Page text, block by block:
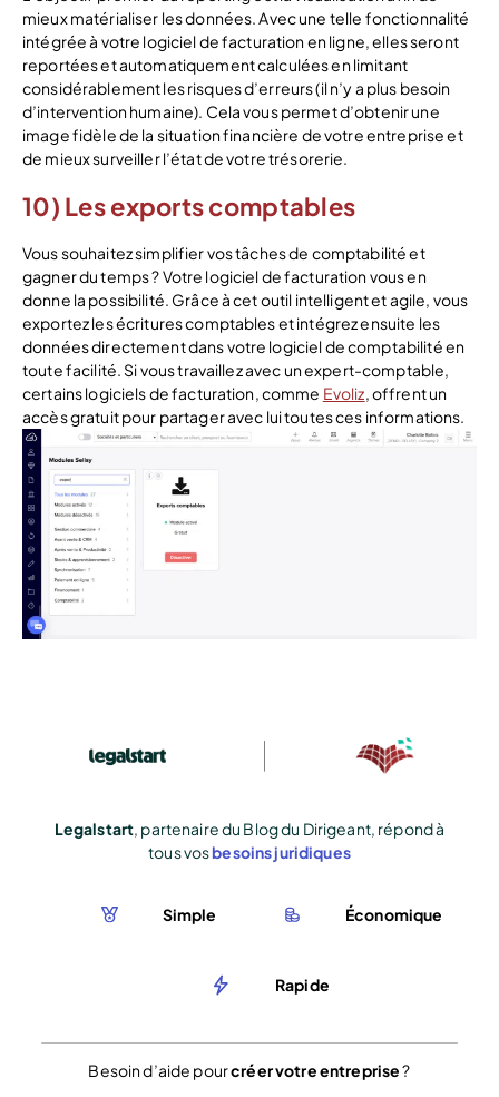
mieux matérialiser les données. Avec une telle fonctionnalité
intégrée à votre logiciel de facturation en ligne, elles seront
reportées et automatiquement calculées en limitant
considérablement les risques d’erreurs (il n’y a plus besoin
d’intervention humaine). Cela vous permet d’obtenir une
image fidèle de la situation financière de votre entreprise et
de mieux surveiller l’état de votre trésorerie.
10) Les exports comptables
Vous souhaitez simplifier vos tâches de comptabilité et
gagner du temps ? Votre logiciel de facturation vous en
donne la possibilité. Grâce à cet outil intelligent et agile, vous
exportez les écritures comptables et intégrez ensuite les
données directement dans votre logiciel de comptabilité en
toute facilité. Si vous travaillez avec un expert-comptable,
certains logiciels de facturation, comme Evoliz, offrent un
accès gratuit pour partager avec lui toutes ces informations.
Legalstart, partenaire du Blog du Dirigeant, répond à
tous vosbesoins juridiques
Simple Économique
Rapide
Besoin d’aide pourcréer votre entreprise?